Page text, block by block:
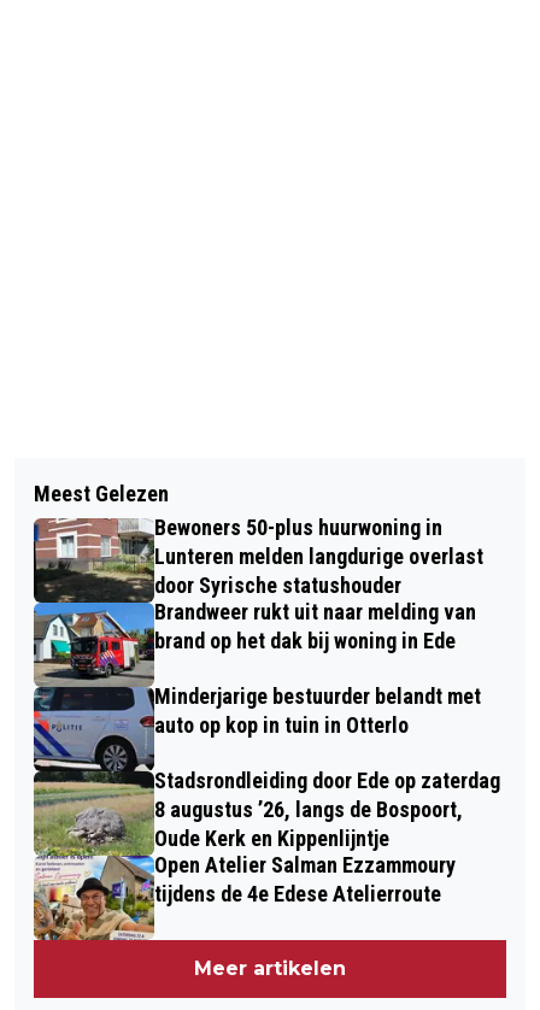
DADER VLUCHT NA GEWAPENDE
OVERVAL OP ALDI AAN DE
PARKWEIDE IN EDE
MICHAEL DE VRIES NATUURVIDEO -
EEKHOORN MAAKT HAAR NEST
Meest Gelezen
Bewoners 50-plus huurwoning in
Lunteren melden langdurige overlast
door Syrische statushouder
Brandweer rukt uit naar melding van
brand op het dak bij woning in Ede
Minderjarige bestuurder belandt met
auto op kop in tuin in Otterlo
Stadsrondleiding door Ede op zaterdag
8 augustus ’26, langs de Bospoort,
Oude Kerk en Kippenlijntje
Open Atelier Salman Ezzammoury
tijdens de 4e Edese Atelierroute
Meer artikelen